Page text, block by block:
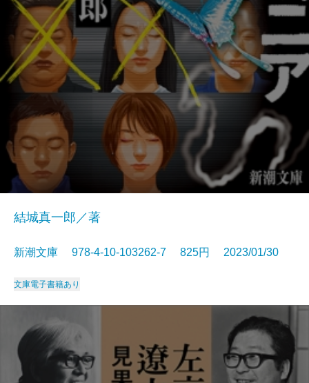
結城真一郎／著
新潮文庫 978-4-10-103262-7 825円 2023/01/30
文庫電子書籍あり